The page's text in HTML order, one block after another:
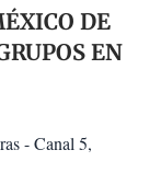
DE
EN
- Canal 5,